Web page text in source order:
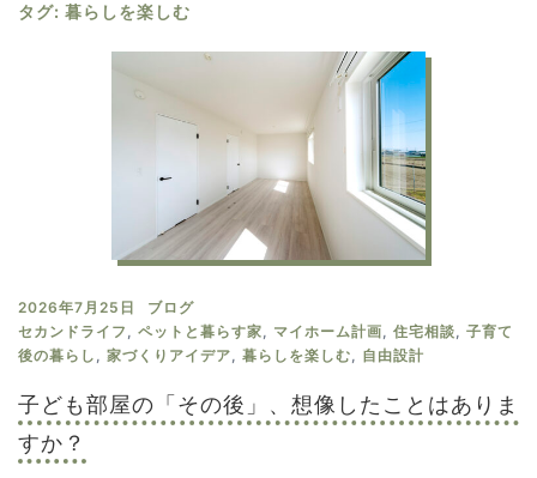
タグ: 暮らしを楽しむ
2026年7月25日
ブログ
セカンドライフ , ペットと暮らす家, マイホーム計画, 住宅相談, 子育て
後の暮らし , 家づくりアイデア, 暮らしを楽しむ, 自由設計
子ども部屋の「その後」、想像したことはありま
すか？